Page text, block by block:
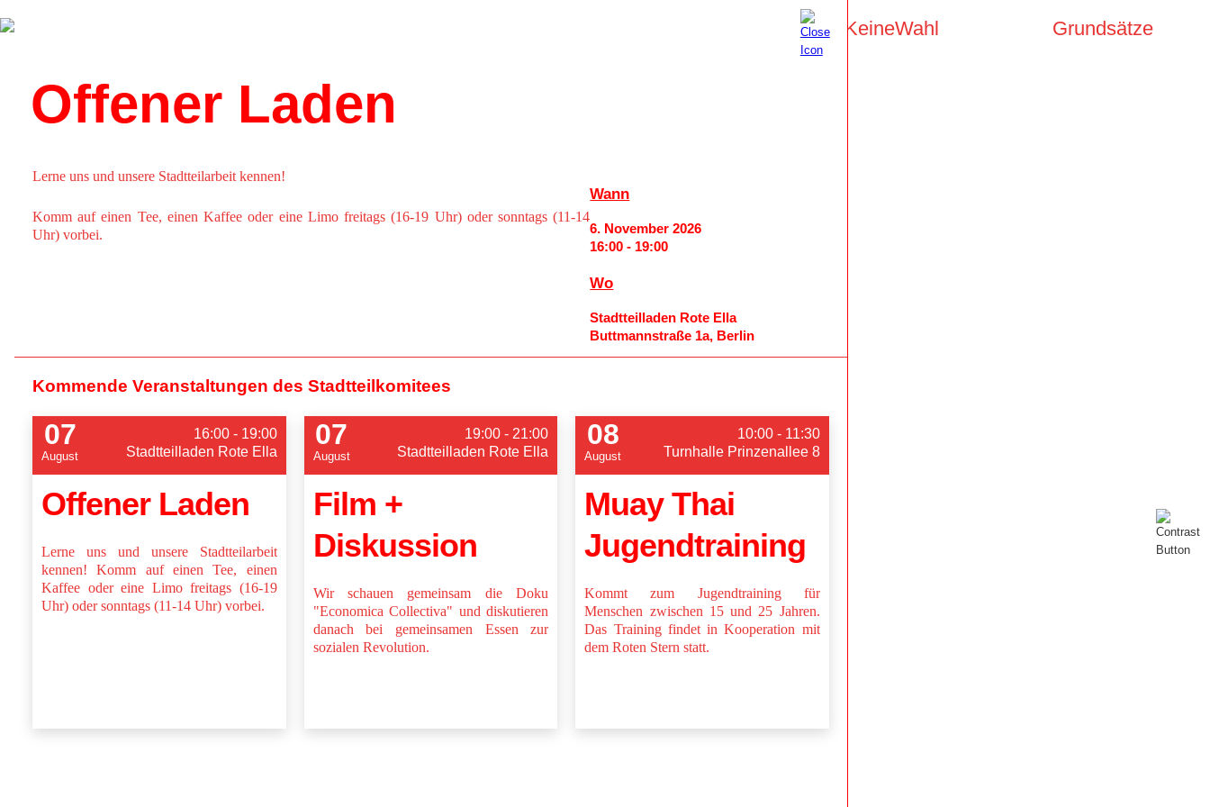
KeineWahl Grundsätze
Offener Laden
Lerne uns und unsere Stadtteilarbeit kennen!
Komm auf einen Tee, einen Kaffee oder eine Limo freitags (16-19 Uhr) oder sonntags (11-14
Uhr) vorbei.
Wann
6. November 2026
16:00 - 19:00
Wo
Stadtteilladen Rote Ella
Buttmannstraße 1a, Berlin
Kommende Veranstaltungen des Stadtteilkomitees
07
August
16:00 - 19:00
Stadtteilladen Rote Ella
Offener Laden
Lerne uns und unsere Stadtteilarbeit
kennen! Komm auf einen Tee, einen
Kaffee oder eine Limo freitags (16-19
Uhr) oder sonntags (11-14 Uhr) vorbei.
07
August
19:00 - 21:00
Stadtteilladen Rote Ella
Film +
Diskussion
Wir schauen gemeinsam die Doku
"Economica Collectiva" und diskutieren
danach bei gemeinsamen Essen zur
sozialen Revolution.
08
August
10:00 - 11:30
Turnhalle Prinzenallee 8
Muay Thai
Jugendtraining
Kommt zum Jugendtraining für
Menschen zwischen 15 und 25 Jahren.
Das Training findet in Kooperation mit
dem Roten Stern statt.